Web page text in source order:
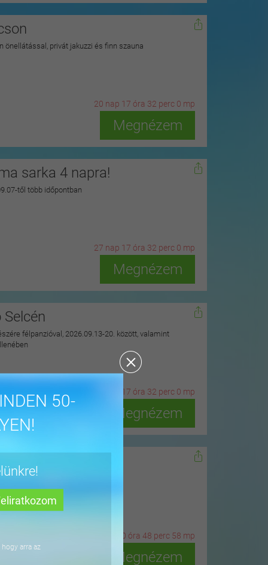
50-
arra az
önellátással, privát jakuzzi és finn szauna
20n ap17ó ra31p erc58 mp
Megnézem
sarka 4 napra!
től több időpontban
27n ap17ó ra31p erc58 mp
Megnézem
félpanzióval, 2026.09.13-20. között, valamint
17ó ra31p erc58 mp
Megnézem
15-ig
10 óra 48 perc 56 mp
Megnézem